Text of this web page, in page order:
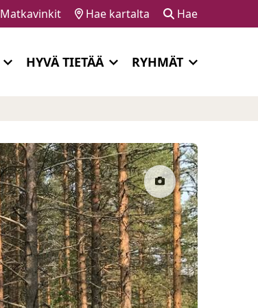
Matkavinkit Hae kartalta Hae
HYVÄ TIETÄÄ RYHMÄT